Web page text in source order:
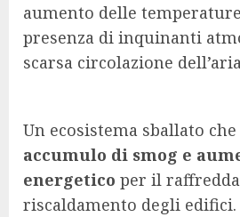
aumento delle
presenza di inquinanti
scarsa circolazione
Un ecosistema sballato che
accumulo di smog e
energetico per il
riscaldamento degli edifici.